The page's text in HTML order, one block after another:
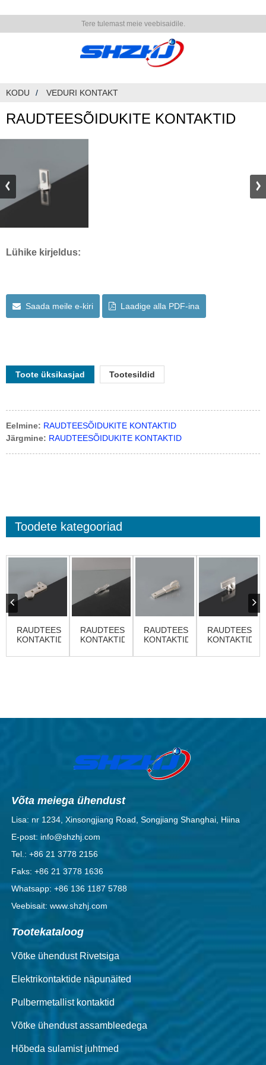
Tere tulemast meie veebisaidile.
KODU VEDURI KONTAKT
RAUDTEESÕIDUKITE KONTAKTID
Lühike kirjeldus:
Saada meile e-kiri Laadige alla PDF-ina
Toote üksikasjad Tootesildid
Eelmine: RAUDTEESÕIDUKITE KONTAKTID
Järgmine: RAUDTEESÕIDUKITE KONTAKTID
Toodete kategooriad
RAUDTEESÕIDUKITE
KONTAKTID
RAUDTEESÕIDUKITE
KONTAKTID
RAUDTEESÕIDUKITE
KONTAKTID
KONTAKTID
Võta meiega ühendust
Lisa: nr 1234, Xinsongjiang Road, Songjiang Shanghai, Hiina
E-post: info@shzhj.com
Tel.: +86 21 3778 2156
Faks: +86 21 3778 1636
Whatsapp: +86 136 1187 5788
Veebisait: www.shzhj.com
Tootekataloog
Võtke ühendust Rivetsiga
Elektrikontaktide näpunäited
Pulbermetallist kontaktid
Võtke ühendust assambleedega
Hõbeda sulamist juhtmed